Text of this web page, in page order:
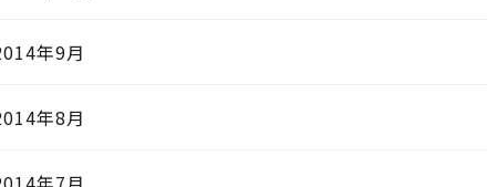
年9月
年8月